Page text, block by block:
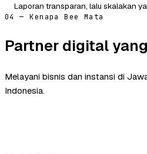
Laporan transparan, lalu skalakan
04 — Kenapa Bee Mata
Partner digital
Melayani bisnis dan instansi di
Indonesia.